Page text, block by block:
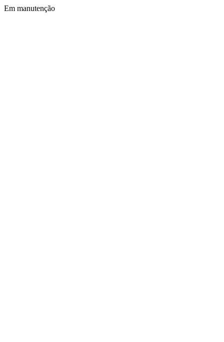
Em manutenção